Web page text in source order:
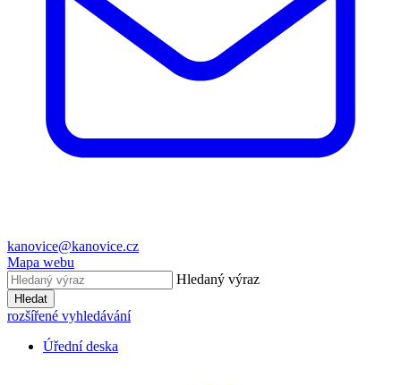
kanovice@kanovice.cz
Mapa webu
Hledaný výraz
Hledat
rozšířené vyhledávání
Úřední deska